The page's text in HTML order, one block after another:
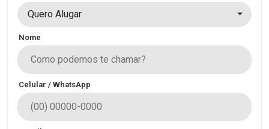
Quero Alugar
Nome
Celular / WhatsApp